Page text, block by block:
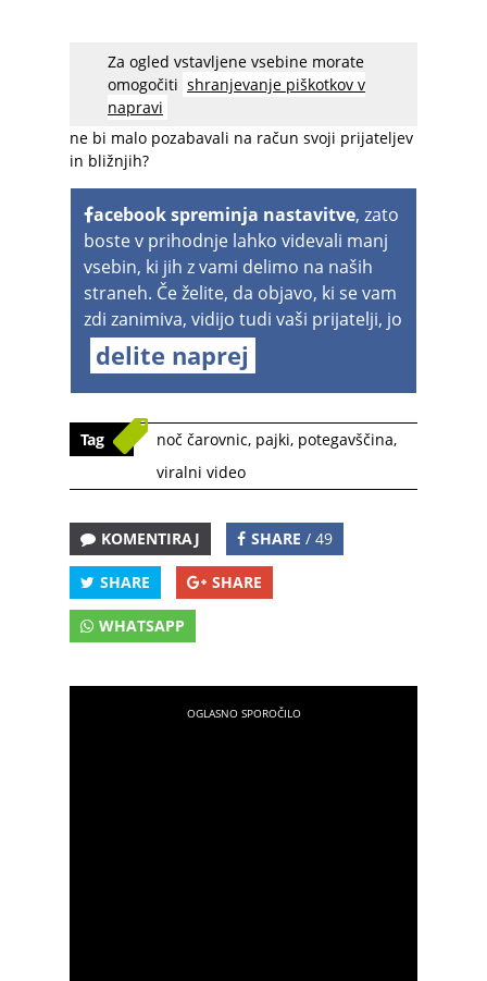
Za ogled vstavljene vsebine morate
omogočiti shranjevanje piškotkov v
napravi
Poglejte zabavno kompilacijo ljudi, ki so doživeli
prave male histerične napade, ko so videli
pajka (oz. ko so mislili, da vidijo pajka). Zakaj se
ne bi malo pozabavali na račun svoji prijateljev
in bližnjih?
acebook spreminja nastavitve, zato
boste v prihodnje lahko videvali manj
vsebin, ki jih z vami delimo na naših
straneh. Če želite, da objavo, ki se vam
zdi zanimiva, vidijo tudi vaši prijatelji, jo
delite naprej
Tag noč čarovnic, pajki, potegavščina,
viralni video
KOMENTIRAJ SHARE / 49
SHARE SHARE
WHATSAPP